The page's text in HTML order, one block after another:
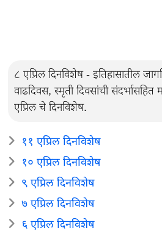
८ एप्रिल दिनविशेष - इतिहासातील
वाढदिवस, स्मृती दिवसांची संदर्भासहित
एप्रिल चे दिनविशेष.
११ एप्रिल दिनविशेष
१० एप्रिल दिनविशेष
९ एप्रिल दिनविशेष
७ एप्रिल दिनविशेष
६ एप्रिल दिनविशेष